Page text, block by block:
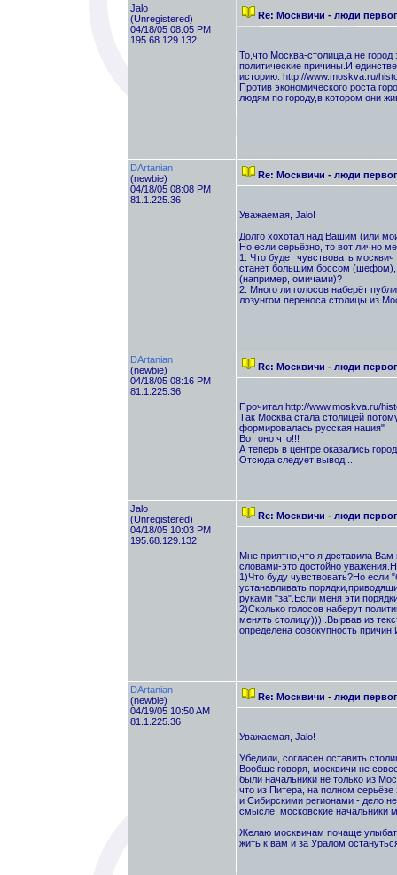
Jalo
(Unregistered)
04/18/05 08:05 PM
195.68.129.132
Re: Москвичи - люди
То,что Москва-столица,а не
политические причины.И
историю. http://www.moskva.ru/
Против экономического роста
людям по городу,в котором они
DArtanian
(newbie)
04/18/05 08:08 PM
81.1.225.36
Re: Москвичи - люди
Уважаемая, Jalo!
Долго хохотал над Вашим (или
Но если серьёзно, то вот лично
1. Что будет чувствовать
станет большим боссом (шефом),
(например, омичами)?
2. Много ли голосов наберёт
лозунгом переноса столицы из
DArtanian
(newbie)
04/18/05 08:16 PM
81.1.225.36
Re: Москвичи - люди
Прочитал http://www.moskva.ru/
Так Москва стала столицей
формировалась русская нация"
Вот оно что!!!
А теперь в центре оказались
Отсюда следует вывод...
Jalo
(Unregistered)
04/18/05 10:03 PM
195.68.129.132
Re: Москвичи - люди
Мне приятно,что я доставила
словами-это достойно
1)Что буду чувствовать?Но если
устанавливать
руками "за".Если меня эти
2)Сколько голосов наберут
менять столицу)))..Вырвав из
определена совокупность
DArtanian
(newbie)
04/19/05 10:50 AM
81.1.225.36
Re: Москвичи - люди
Уважаемая, Jalo!
Убедили, согласен оставить
Вообще говоря, москвичи не
были начальники не только из
что из Питера, на полном
и Сибирскими регионами - дело
смысле, московские начальники
Желаю москвичам почаще
жить к вам и за Уралом